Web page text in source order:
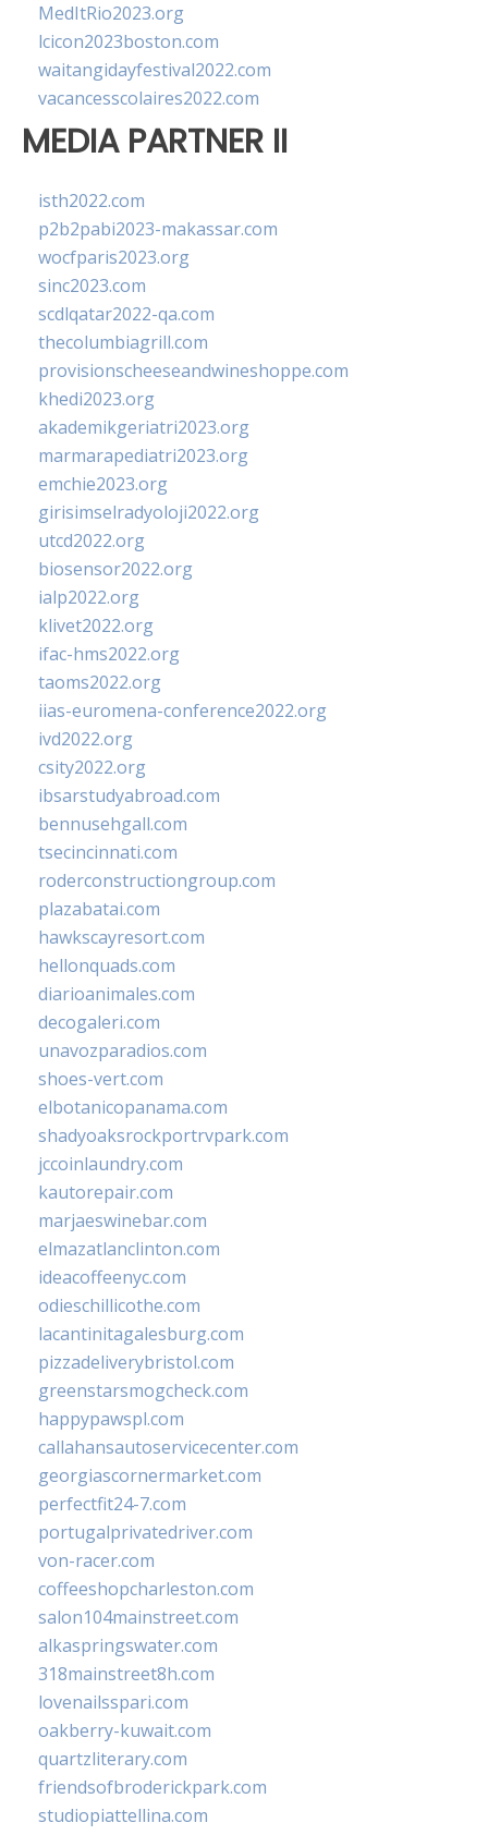
MedItRio2023.org
lcicon2023boston.com
waitangidayfestival2022.com
vacancesscolaires2022.com
MEDIA PARTNER II
isth2022.com
p2b2pabi2023-makassar.com
wocfparis2023.org
sinc2023.com
scdlqatar2022-qa.com
thecolumbiagrill.com
provisionscheeseandwineshoppe.com
khedi2023.org
akademikgeriatri2023.org
marmarapediatri2023.org
emchie2023.org
girisimselradyoloji2022.org
utcd2022.org
biosensor2022.org
ialp2022.org
klivet2022.org
ifac-hms2022.org
taoms2022.org
iias-euromena-conference2022.org
ivd2022.org
csity2022.org
ibsarstudyabroad.com
bennusehgall.com
tsecincinnati.com
roderconstructiongroup.com
plazabatai.com
hawkscayresort.com
hellonquads.com
diarioanimales.com
decogaleri.com
unavozparadios.com
shoes-vert.com
elbotanicopanama.com
shadyoaksrockportrvpark.com
jccoinlaundry.com
kautorepair.com
marjaeswinebar.com
elmazatlanclinton.com
ideacoffeenyc.com
odieschillicothe.com
lacantinitagalesburg.com
pizzadeliverybristol.com
greenstarsmogcheck.com
happypawspl.com
callahansautoservicecenter.com
georgiascornermarket.com
perfectfit24-7.com
portugalprivatedriver.com
von-racer.com
coffeeshopcharleston.com
salon104mainstreet.com
alkaspringswater.com
318mainstreet8h.com
lovenailsspari.com
oakberry-kuwait.com
quartzliterary.com
friendsofbroderickpark.com
studiopiattellina.com